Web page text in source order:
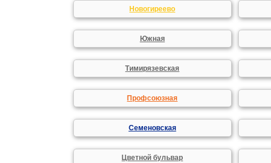
Новогиреево
Южная
Тимирязевская
Профсоюзная
Семеновская
Цветной бульвар